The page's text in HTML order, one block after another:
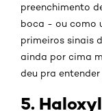
preenchimento
boca - ou como
primeiros sinais
ainda por cima
deu pra
5.